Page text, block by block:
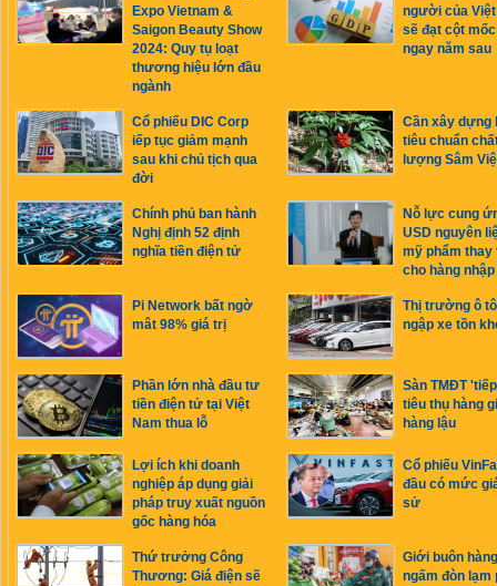
Expo Vietnam &
Saigon Beauty Show
2024: Quy tụ loạt
thương hiệu lớn đầu
ngành
người của
sẽ đạt cột
ngay năm sau
Cổ phiếu DIC Corp
iếp tục giảm mạnh
sau khi chủ tịch qua
đời
Cần xây dựng
tiêu chuẩn
lượng Sâm
Chính phủ ban hành
Nghị định 52 định
nghĩa tiền điện tử
Nỗ lực cung
USD nguyên
mỹ phẩm thay
cho hàng
Pi Network bất ngờ
mât 98% giá trị
Thị trường ô
ngập xe tồn
Phần lớn nhà đầu tư
tiền điện tử tại Việt
Nam thua lỗ
Sàn TMĐT
tiêu thụ hàng
hàng lậu
Lợi ích khi doanh
nghiệp áp dụng giải
pháp truy xuất nguồn
gốc hàng hóa
Cổ phiếu
đầu có mức
sử
Thứ trưởng Công
Thương: Giá điện sẽ
Giới buôn
ngấm đòn lạm